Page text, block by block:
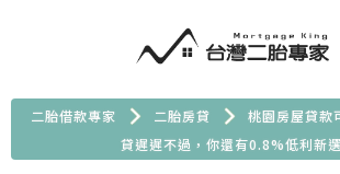
二胎借款專家 二胎房貸
桃園房屋貸款
貸遲遲不過，你還有0.8%低利新選